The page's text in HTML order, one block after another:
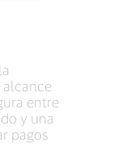
entre
y una
pagos